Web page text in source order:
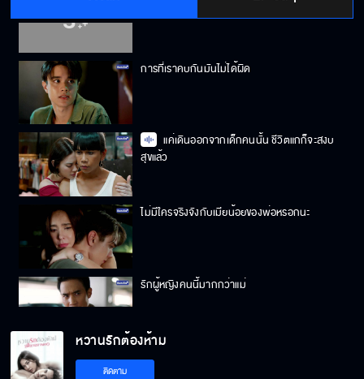
การที่เราคบกันมันไม่ได้ผิด
แค่เดินออกจากเด็กคนนั้น ชีวิตแกก็จะสงบ
สุขแล้ว
ไม่มีใครจริงจังกับเมียน้อยของพ่อหรอกนะ
รักผู้หญิงคนนี้มากกว่าแม่
บอกแม่เธอไปสิว่าเรากินกันอร่อยแค่ไหน
หวานรักต้องห้าม
ติดตาม